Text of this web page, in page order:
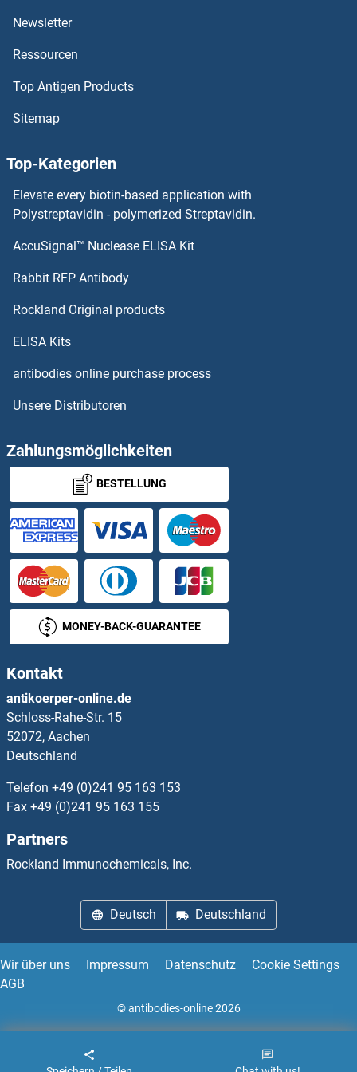
CLEC1A Antikörper
CLEC18A Antikörper
CLEC17A Antikörper
CLEC14A Antikörper
CLEC12B Antikörper
CLEC12A Antikörper
CLIC3 Antikörper
CLIC4 Antikörper
CLIC5 Antikörper
CLIC6 Antikörper
CLINT1 Antikörper
CLIP1 Antikörper
CLIP2 Antikörper
CLIP3 Antikörper
CLIP4 Antikörper
CLK1 Antikörper
CLK2 Antikörper
CLK3 Antikörper
CLK4 Antikörper
CLMP Antikörper
CLN6 Antikörper
Newsletter
Ressourcen
Top Antigen Products
Sitemap
Top-Kategorien
Elevate every biotin-based application with
Polystreptavidin - polymerized Streptavidin.
AccuSignal™ Nuclease ELISA Kit
Rabbit RFP Antibody
Rockland Original products
ELISA Kits
antibodies online purchase process
Unsere Distributoren
Zahlungsmöglichkeiten
BESTELLUNG
MONEY-BACK-GUARANTEE
Kontakt
antikoerper-online.de
Schloss-Rahe-Str. 15
52072, Aachen
Deutschland
Telefon +49 (0)241 95 163 153
Fax +49 (0)241 95 163 155
Partners
Rockland Immunochemicals, Inc.
Deutsch Deutschland
Wir über uns Impressum Datenschutz
Cookie Settings
AGB
© antibodies-online 2026